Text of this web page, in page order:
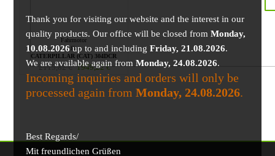
Thank you for visiting our website and the interest in our
quality products. Our office will be closed fromMonday,
10.08.2026up to and includingFriday, 21.08.2026.
We are available again fromMonday, 24.08.2026.
Incoming inquiries and orders will only be
processed again fromMonday, 24.08.2026.
Best Regards/
Mit freundlichen Grüßen
Fahrmotor
für
CATERPILLAR (CAT) 304DCR
2115,82€ 1949,22€